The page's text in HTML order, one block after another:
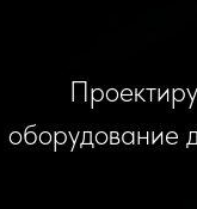
оборудование